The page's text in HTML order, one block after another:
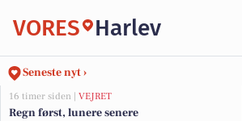
VORES Harlev
Seneste nyt ›
16 timer siden | VEJRET
Regn først, lunere senere